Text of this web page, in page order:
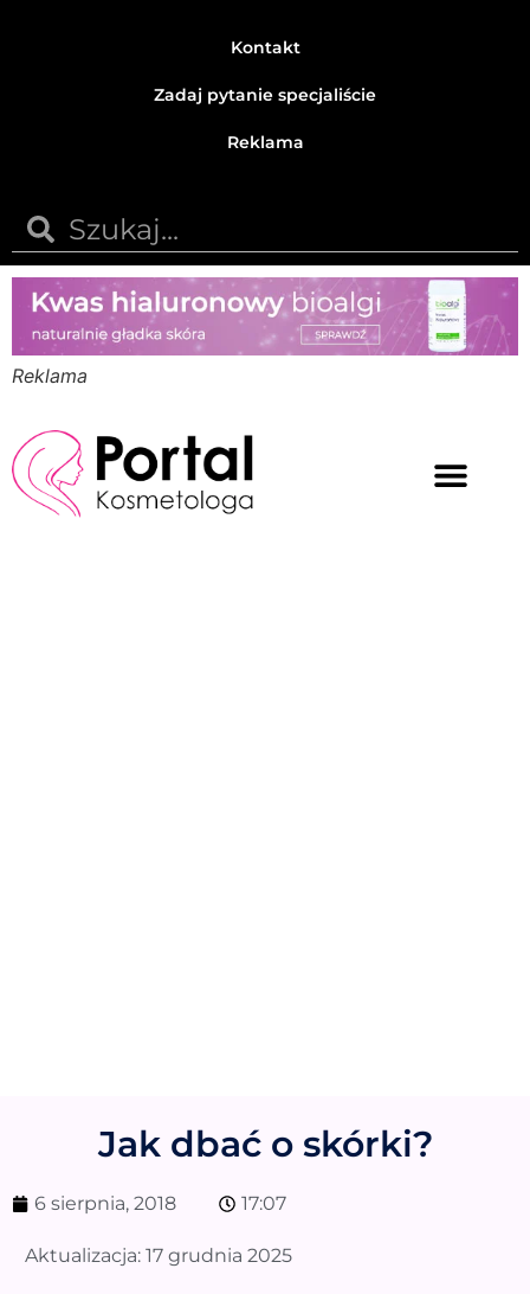
Kontakt
Zadaj pytanie specjaliście
Reklama
Reklama
Jak dbać o skórki?
6 sierpnia, 2018 17:07
Aktualizacja: 17 grudnia 2025